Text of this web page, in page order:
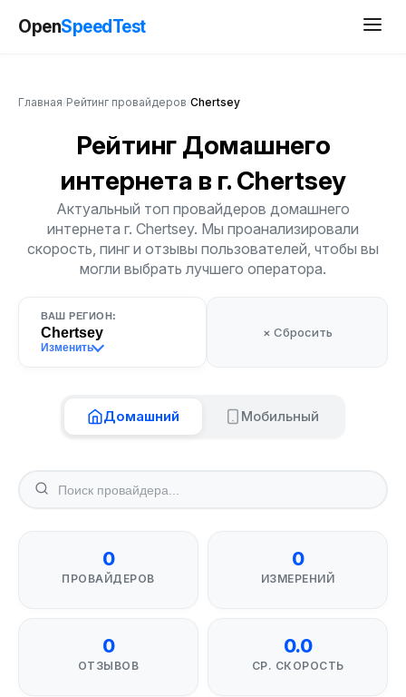
OpenSpeedTest
Главная Рейтинг провайдеров Chertsey
Рейтинг Домашнего
интернета в г. Chertsey
Актуальный топ провайдеров домашнего
интернета г. Chertsey. Мы проанализировали
скорость, пинг и отзывы пользователей, чтобы вы
могли выбрать лучшего оператора.
ВАШ РЕГИОН:
Chertsey
Изменить
× Сбросить
Домашний Мобильный
0
ПРОВАЙДЕРОВ
0
ИЗМЕРЕНИЙ
0
ОТЗЫВОВ
0.0
СР. СКОРОСТЬ